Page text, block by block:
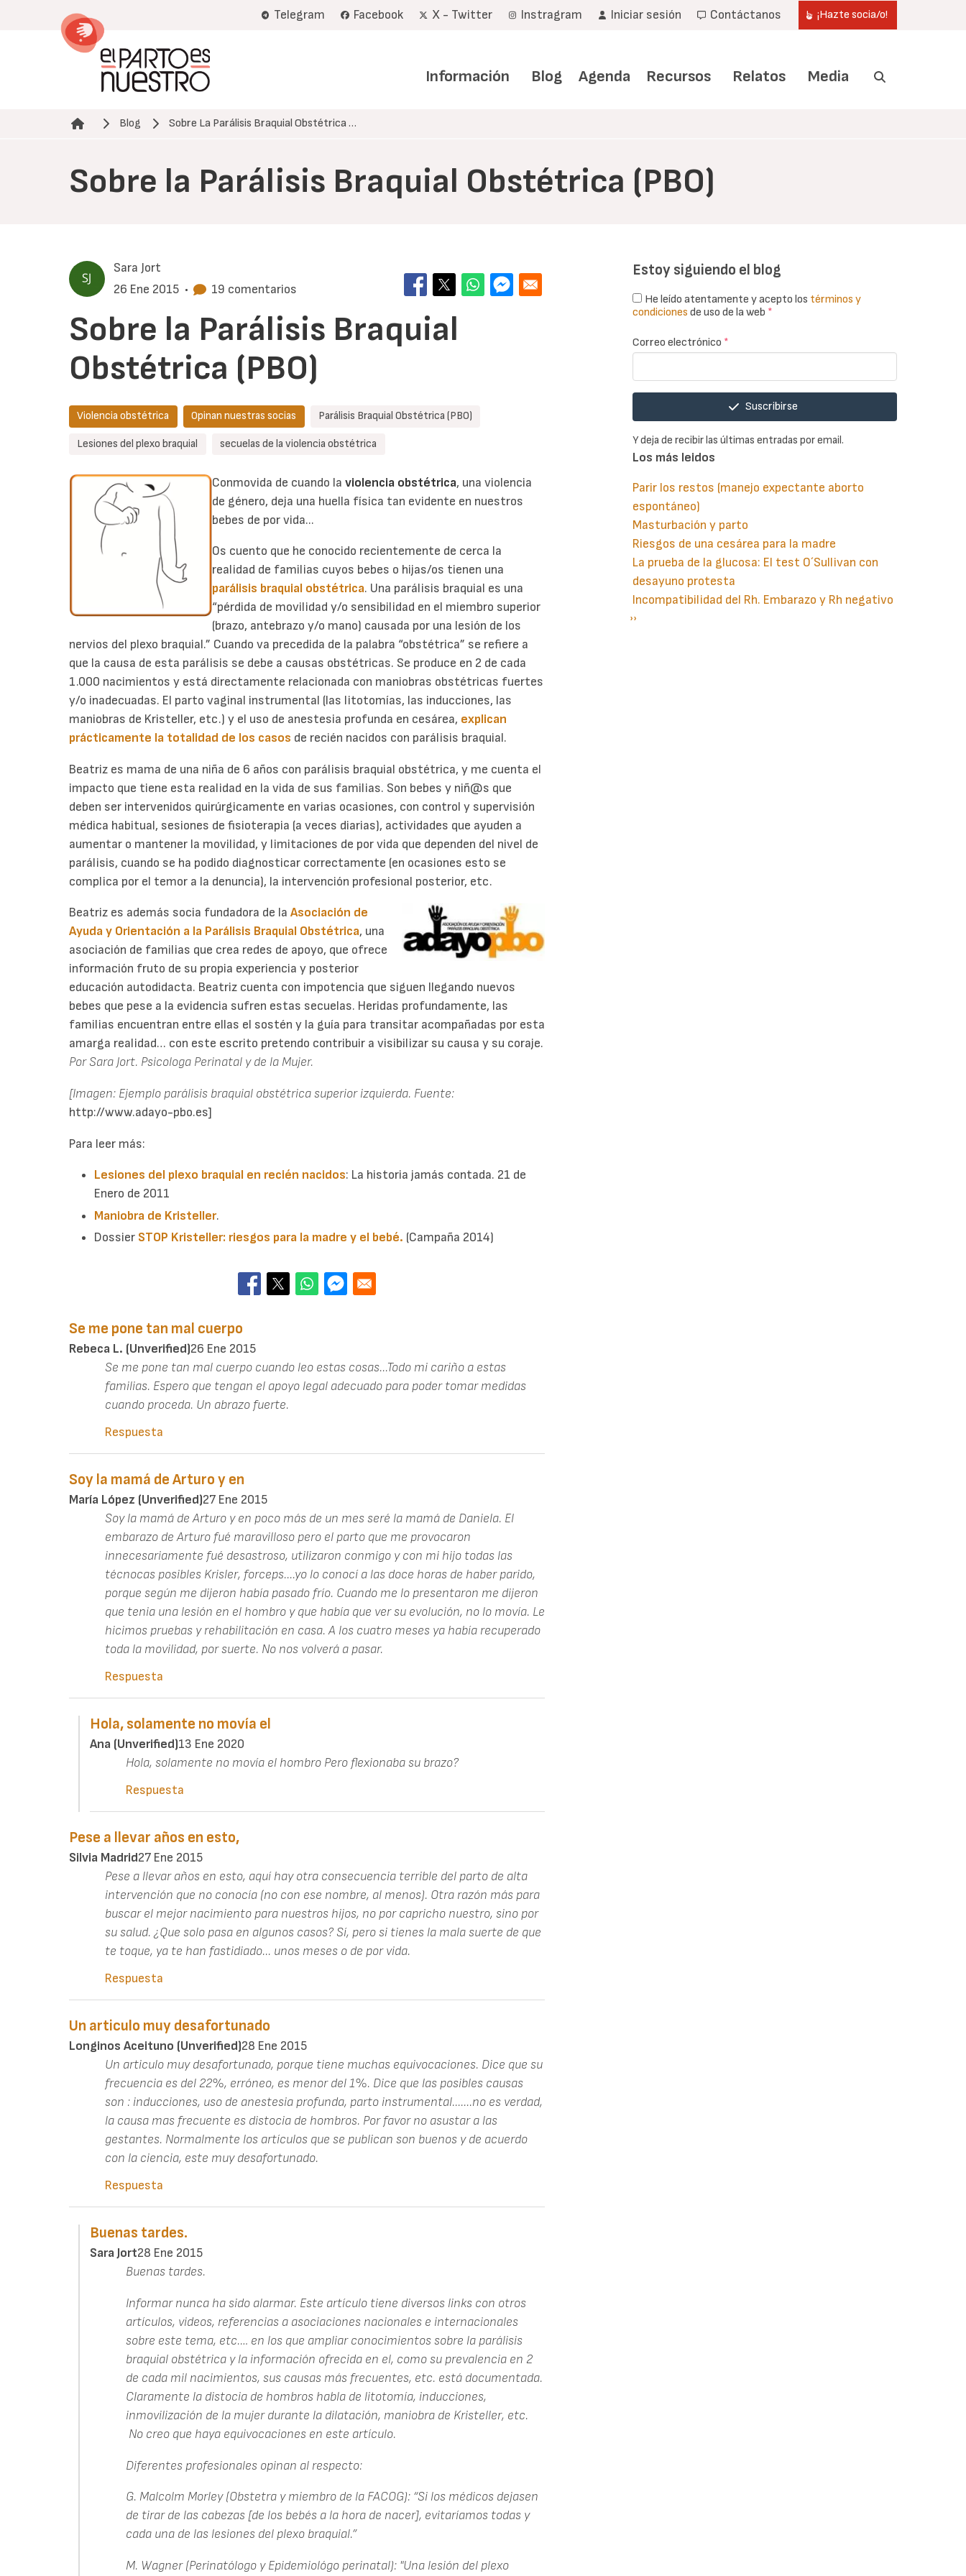
Telegram Facebook X - Twitter Instragram Iniciar sesión Contáctanos ¡Hazte socia/o!
Información Blog Agenda Recursos Relatos Media
Ruta de navegación
Blog Sobre La Parálisis Braquial Obstétrica …
Sobre la Parálisis Braquial Obstétrica (PBO)
Sara Jort
26 Ene 2015 • 19 comentarios
Sobre la Parálisis Braquial
Obstétrica (PBO)
Violencia obstétrica Opinan nuestras socias Parálisis Braquial Obstétrica (PBO)
Lesiones del plexo braquial secuelas de la violencia obstétrica
Conmovida de cuando la violencia obstétrica, una violencia
de género, deja una huella física tan evidente en nuestros
bebes de por vida...
Os cuento que he conocido recientemente de cerca la
realidad de familias cuyos bebes o hijas/os tienen una
parálisis braquial obstétrica. Una parálisis braquial es una
“pérdida de movilidad y/o sensibilidad en el miembro superior
(brazo, antebrazo y/o mano) causada por una lesión de los
nervios del plexo braquial.” Cuando va precedida de la palabra “obstétrica” se refiere a
que la causa de esta parálisis se debe a causas obstétricas. Se produce en 2 de cada
1.000 nacimientos y está directamente relacionada con maniobras obstétricas fuertes
y/o inadecuadas. El parto vaginal instrumental (las litotomías, las inducciones, las
maniobras de Kristeller, etc.) y el uso de anestesia profunda en cesárea, explican
prácticamente la totalidad de los casos de recién nacidos con parálisis braquial.
Beatriz es mama de una niña de 6 años con parálisis braquial obstétrica, y me cuenta el
impacto que tiene esta realidad en la vida de sus familias. Son bebes y niñ@s que
deben ser intervenidos quirúrgicamente en varias ocasiones, con control y supervisión
médica habitual, sesiones de fisioterapia (a veces diarias), actividades que ayuden a
aumentar o mantener la movilidad, y limitaciones de por vida que dependen del nivel de
parálisis, cuando se ha podido diagnosticar correctamente (en ocasiones esto se
complica por el temor a la denuncia), la intervención profesional posterior, etc.
Beatriz es además socia fundadora de la Asociación de
Ayuda y Orientación a la Parálisis Braquial Obstétrica, una
asociación de familias que crea redes de apoyo, que ofrece
información fruto de su propia experiencia y posterior
educación autodidacta. Beatriz cuenta con impotencia que siguen llegando nuevos
bebes que pese a la evidencia sufren estas secuelas. Heridas profundamente, las
familias encuentran entre ellas el sostén y la guía para transitar acompañadas por esta
amarga realidad… con este escrito pretendo contribuir a visibilizar su causa y su coraje.
Por Sara Jort. Psicologa Perinatal y de la Mujer.
[Imagen: Ejemplo parálisis braquial obstétrica superior izquierda. Fuente:
http://www.adayo-pbo.es]
Para leer más:
Lesiones del plexo braquial en recién nacidos: La historia jamás contada. 21 de
Enero de 2011
Maniobra de Kristeller.
Dossier STOP Kristeller: riesgos para la madre y el bebé. (Campaña 2014)
Se me pone tan mal cuerpo
Rebeca L. (unverified)26 Ene 2015
Se me pone tan mal cuerpo cuando leo estas cosas...Todo mi cariño a estas
familias. Espero que tengan el apoyo legal adecuado para poder tomar medidas
cuando proceda. Un abrazo fuerte.
Respuesta
Soy la mamá de Arturo y en
María López (unverified)27 Ene 2015
Soy la mamá de Arturo y en poco más de un mes seré la mamá de Daniela. El
embarazo de Arturo fué maravilloso pero el parto que me provocaron
innecesariamente fué desastroso, utilizaron conmigo y con mi hijo todas las
técnocas posibles Krisler, forceps....yo lo conocí a las doce horas de haber parido,
porque según me dijeron había pasado frío. Cuando me lo presentaron me dijeron
que tenia una lesión en el hombro y que había que ver su evolución, no lo movía. Le
hicimos pruebas y rehabilitación en casa. A los cuatro meses ya había recuperado
toda la movilidad, por suerte. No nos volverá a pasar.
Respuesta
Hola, solamente no movía el
Ana (unverified)13 Ene 2020
Hola, solamente no movía el hombro Pero flexionaba su brazo?
Respuesta
Pese a llevar años en esto,
Silvia Madrid27 Ene 2015
Pese a llevar años en esto, aquí hay otra consecuencia terrible del parto de alta
intervención que no conocía (no con ese nombre, al menos). Otra razón más para
buscar el mejor nacimiento para nuestros hijos, no por capricho nuestro, sino por
su salud. ¿Que solo pasa en algunos casos? Sí, pero si tienes la mala suerte de que
te toque, ya te han fastidiado... unos meses o de por vida.
Respuesta
Un articulo muy desafortunado
Longinos Aceituno (unverified)28 Ene 2015
Un articulo muy desafortunado, porque tiene muchas equivocaciones. Dice que su
frecuencia es del 22%, erróneo, es menor del 1%. Dice que las posibles causas
son : inducciones, uso de anestesia profunda, parto instrumental.......no es verdad,
la causa mas frecuente es distocia de hombros. Por favor no asustar a las
gestantes. Normalmente los artículos que se publican son buenos y de acuerdo
con la ciencia, este muy desafortunado.
Respuesta
Buenas tardes.
Sara Jort28 Ene 2015
Buenas tardes.
Informar nunca ha sido alarmar. Este artículo tiene diversos links con otros
artículos, videos, referencias a asociaciones nacionales e internacionales
sobre este tema, etc.… en los que ampliar conocimientos sobre la parálisis
braquial obstétrica y la información ofrecida en el, como su prevalencia en 2
de cada mil nacimientos, sus causas más frecuentes, etc. está documentada.
Claramente la distocia de hombros habla de litotomía, inducciones,
inmovilización de la mujer durante la dilatación, maniobra de Kristeller, etc.
No creo que haya equivocaciones en este artículo.
Diferentes profesionales opinan al respecto:
G. Malcolm Morley (Obstetra y miembro de la FACOG): “Si los médicos dejasen
de tirar de las cabezas [de los bebés a la hora de nacer], evitaríamos todas y
cada una de las lesiones del plexo braquial.”
M. Wagner (Perinatólogo y Epidemiológo perinatal): "Una lesión del plexo
Estoy siguiendo el blog
He leído atentamente y acepto los términos y
condiciones de uso de la web *
Correo electrónico *
Suscribirse
Y deja de recibir las últimas entradas por email.
Los más leidos
Parir los restos (manejo expectante aborto
espontáneo)
Masturbación y parto
Riesgos de una cesárea para la madre
La prueba de la glucosa: El test O´Sullivan con
desayuno protesta
Incompatibilidad del Rh. Embarazo y Rh negativo
Paginación
Siguiente
››